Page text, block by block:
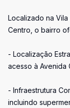
Localizado na
Centro, o bairro
- Localização
acesso à Avenida
- Infraestrutura
incluindo